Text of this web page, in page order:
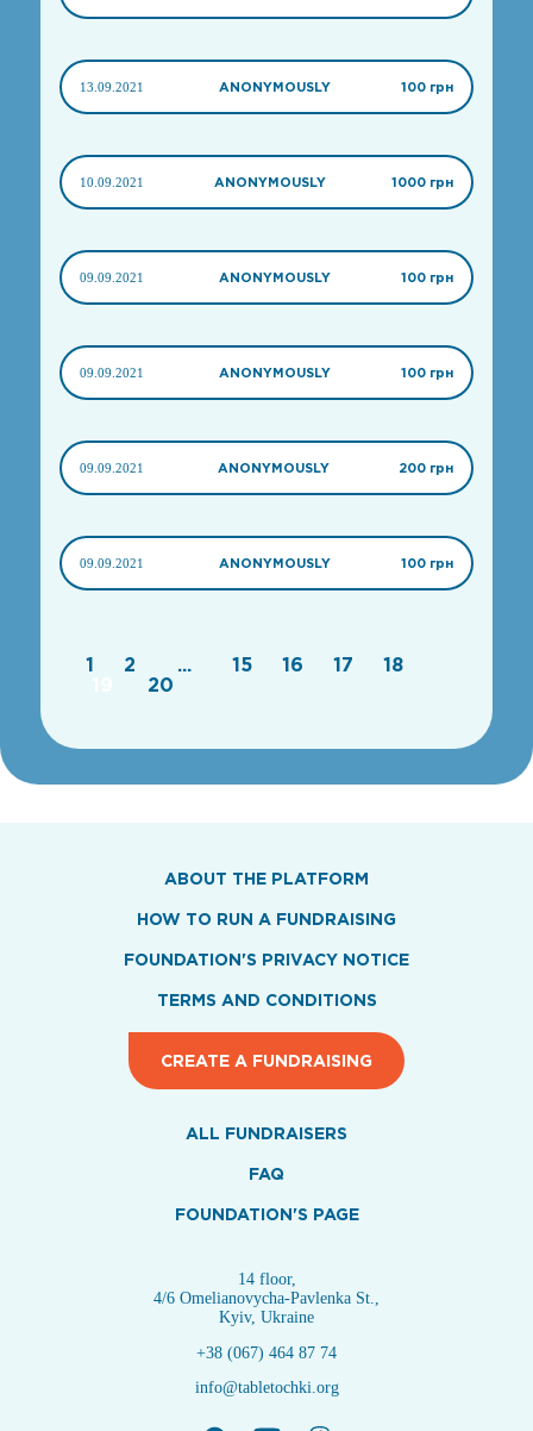
13.09.2021 ANONYMOUSLY 100 грн
10.09.2021 ANONYMOUSLY 1000 грн
09.09.2021 ANONYMOUSLY 100 грн
09.09.2021 ANONYMOUSLY 100 грн
09.09.2021 ANONYMOUSLY 200 грн
09.09.2021 ANONYMOUSLY 100 грн
1 2 ... 15 16 17
18
20
ABOUT THE PLATFORM
HOW TO RUN A FUNDRAISING
FOUNDATION'S PRIVACY NOTICE
TERMS AND CONDITIONS
CREATE A FUNDRAISING
ALL FUNDRAISERS
FAQ
FOUNDATION'S PAGE
14 floor,
4/6 Omelianovycha-Pavlenka St.,
Kyiv, Ukraine
+38 (067) 464 87 74
info@tabletochki.org